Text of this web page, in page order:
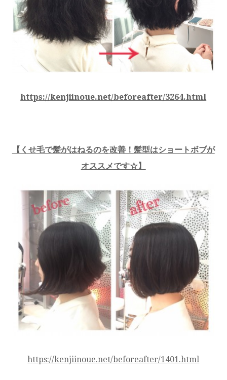
https://kenjiinoue.net/beforeafter/3264.html
【くせ毛で髪がはねるのを改善！髪型はショートボブが
オススメです☆】
https://kenjiinoue.net/beforeafter/1401.html